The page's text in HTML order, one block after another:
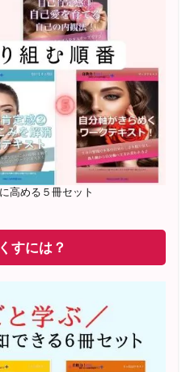
グループレッスン 20名様
制６ヶ月フルサポート 累計
して活動を開始
高める５冊セット
すには？